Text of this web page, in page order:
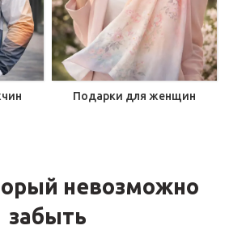
Подарки для женщин
невозможно
забыть